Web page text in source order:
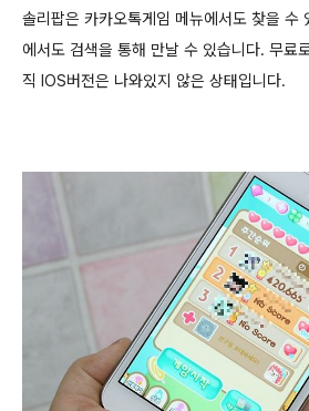
솔리팝은 카카오톡게임 메뉴에서도 찾을 수
에서도 검색을 통해 만날 수 있습니다. 무료
직 IOS버전은 나와있지 않은 상태입니다.